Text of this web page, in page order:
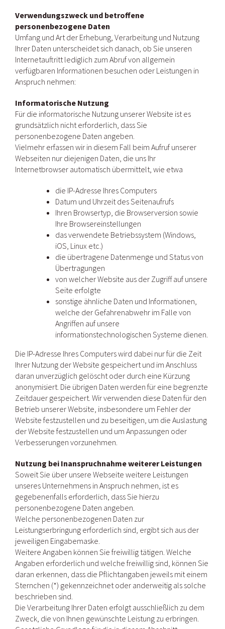
Verwendungszweck und betroffene
personenbezogene Daten
Umfang und Art der Erhebung, Verarbeitung und Nutzung
Ihrer Daten unterscheidet sich danach, ob Sie unseren
Internetauftritt lediglich zum Abruf von allgemein
verfügbaren Informationen besuchen oder Leistungen in
Anspruch nehmen:
Informatorische Nutzung
Für die informatorische Nutzung unserer Website ist es
grundsätzlich nicht erforderlich, dass Sie
personenbezogene Daten angeben.
Vielmehr erfassen wir in diesem Fall beim Aufruf unserer
Webseiten nur diejenigen Daten, die uns Ihr
Internetbrowser automatisch übermittelt, wie etwa
die IP-Adresse Ihres Computers
Datum und Uhrzeit des Seitenaufrufs
Ihren Browsertyp, die Browserversion sowie
Ihre Browsereinstellungen
das verwendete Betriebssystem (Windows,
iOS, Linux etc.)
die übertragene Datenmenge und Status von
Übertragungen
von welcher Website aus der Zugriff auf unsere
Seite erfolgte
sonstige ähnliche Daten und Informationen,
welche der Gefahrenabwehr im Falle von
Angriffen auf unsere
informationstechnologischen Systeme dienen.
Die IP-Adresse Ihres Computers wird dabei nur für die Zeit
Ihrer Nutzung der Website gespeichert und im Anschluss
daran unverzüglich gelöscht oder durch eine Kürzung
anonymisiert. Die übrigen Daten werden für eine begrenzte
Zeitdauer gespeichert. Wir verwenden diese Daten für den
Betrieb unserer Website, insbesondere um Fehler der
Website festzustellen und zu beseitigen, um die Auslastung
der Website festzustellen und um Anpassungen oder
Verbesserungen vorzunehmen.
Nutzung bei Inanspruchnahme weiterer Leistungen
Soweit Sie über unsere Webseite weitere Leistungen
unseres Unternehmens in Anspruch nehmen, ist es
gegebenenfalls erforderlich, dass Sie hierzu
personenbezogene Daten angeben.
Welche personenbezogenen Daten zur
Leistungserbringung erforderlich sind, ergibt sich aus der
jeweiligen Eingabemaske.
Weitere Angaben können Sie freiwillig tätigen. Welche
Angaben erforderlich und welche freiwillig sind, können Sie
daran erkennen, dass die Pflichtangaben jeweils mit einem
Sternchen (*) gekennzeichnet oder anderweitig als solche
beschrieben sind.
Die Verarbeitung Ihrer Daten erfolgt ausschließlich zu dem
Zweck, die von Ihnen gewünschte Leistung zu erbringen.